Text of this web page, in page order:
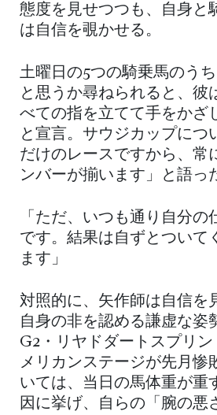
態度を見せつつも、自身と
は自信を覗かせる。
土曜日の5つの騎乗馬のう
と思うか尋ねられると、彼
べての指を立てて手をかざ
と宣言。サウジカップにつ
だけのレースですから、常
ンバーが揃います」と語っ
「ただ、いつも通り自分の
です。結果は自ずとついて
ます」
対照的に、矢作師は自信を
自身の非を認める謙虚な姿
G2・リヤドダートスプリ
メリカンステージが先月惨
いては、当日の馬体重が重
因に挙げ、自らの「腕の悪